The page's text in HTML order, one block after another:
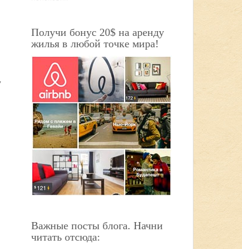
Получи бонус 20$ на аренду
жилья в любой точке мира!
Важные посты блога. Начни
читать отсюда: